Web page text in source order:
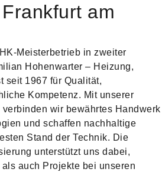
am
Meisterbetrieb in zweiter
Hohenwarter – Heizung,
seit 1967 für Qualität,
Kompetenz. Mit unserer
verbinden wir bewährtes Handwerk
und schaffen nachhaltige
Stand der Technik. Die
unterstützt uns dabei,
auch Projekte bei unseren